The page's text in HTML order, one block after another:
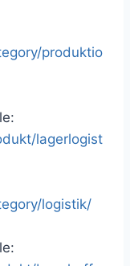
produktio
lagerlogist
logistik/